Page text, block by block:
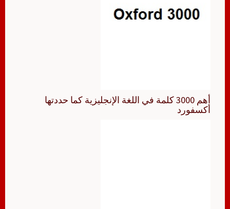
أهم 3000 كلمة في اللغة الإنجليزية كما حددتها
أكسفورد